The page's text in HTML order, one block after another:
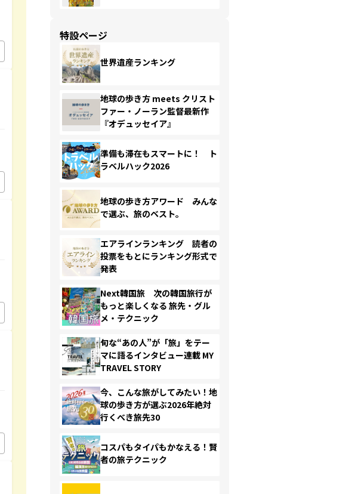
特設ページ
世界遺産ランキング
地球の歩き方 meets クリスト
ファー・ノーラン監督最新作
『オデュッセイア』
準備も滞在もスマートに！ ト
ラベルハック2026
地球の歩き方アワード みんな
で選ぶ、旅のベスト。
エアラインランキング 読者の
投票をもとにランキング形式で
発表
Next韓国旅 次の韓国旅行が
もっと楽しくなる 旅先・グル
メ・テクニック
旬な“あの人”が「旅」をテー
マに語るインタビュー連載 MY
TRAVEL STORY
今、こんな旅がしてみたい！地
球の歩き方が選ぶ2026年絶対
行くべき旅先30
コスパもタイパもかなえる！賢
者の旅テクニック